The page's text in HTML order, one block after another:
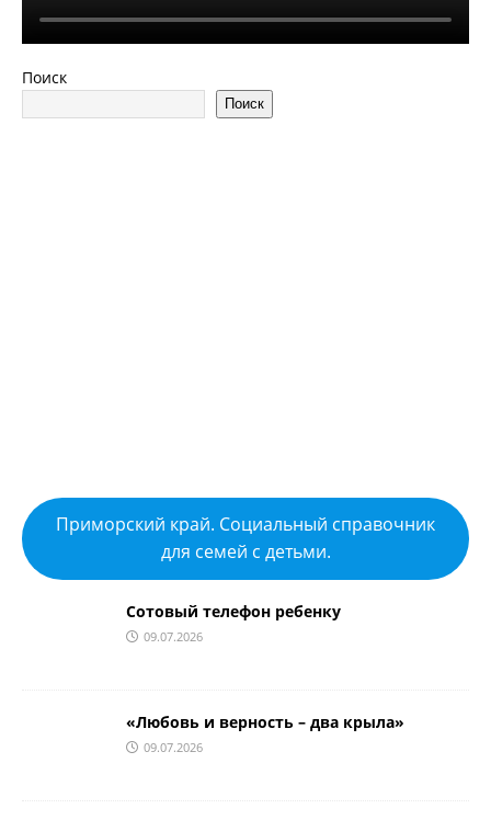
Поиск
Поиск
Приморский край. Социальный справочник
для семей с детьми.
Сотовый телефон ребенку
09.07.2026
«Любовь и верность – два крыла»
09.07.2026